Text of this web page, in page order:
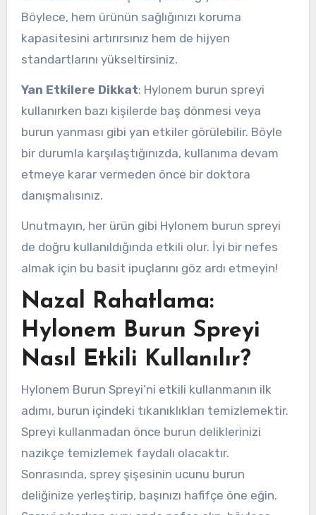
Böylece, hem ürünün sağlığınızı koruma
kapasitesini artırırsınız hem de hijyen
standartlarını yükseltirsiniz.
Yan Etkilere Dikkat: Hylonem burun spreyi
kullanırken bazı kişilerde baş dönmesi veya
burun yanması gibi yan etkiler görülebilir. Böyle
bir durumla karşılaştığınızda, kullanıma devam
etmeye karar vermeden önce bir doktora
danışmalısınız.
Unutmayın, her ürün gibi Hylonem burun spreyi
de doğru kullanıldığında etkili olur. İyi bir nefes
almak için bu basit ipuçlarını göz ardı etmeyin!
Nazal Rahatlama:
Hylonem Burun Spreyi
Nasıl Etkili Kullanılır?
Hylonem Burun Spreyi’ni etkili kullanmanın ilk
adımı, burun içindeki tıkanıklıkları temizlemektir.
Spreyi kullanmadan önce burun deliklerinizi
nazikçe temizlemek faydalı olacaktır.
Sonrasında, sprey şişesinin ucunu burun
deliğinize yerleştirip, başınızı hafifçe öne eğin.